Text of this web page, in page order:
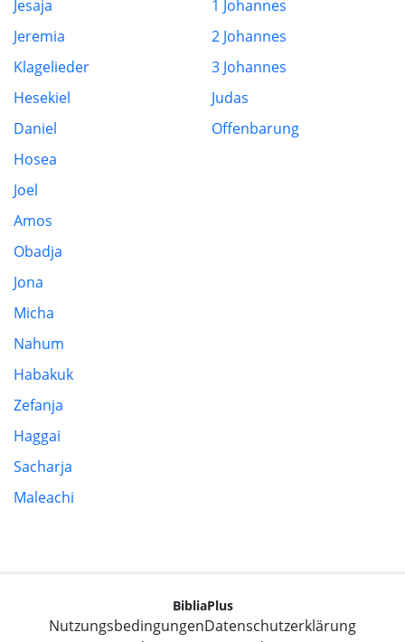
Jesaja
Jeremia
Klagelieder
Hesekiel
Daniel
Hosea
Joel
Amos
Obadja
Jona
Micha
Nahum
Habakuk
Zefanja
Haggai
Sacharja
Maleachi
1 Johannes
2 Johannes
3 Johannes
Judas
Offenbarung
BibliaPlus
NutzungsbedingungenDatenschutzerklärung